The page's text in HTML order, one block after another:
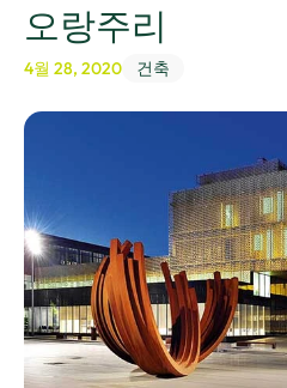
오랑주리
4월 28, 2020 건축